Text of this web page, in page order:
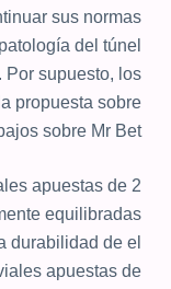
sus normas
del túnel
Por supuesto, los
propuesta sobre
sobre Mr Bet.
apuestas de 2
equilibradas
durabilidad de el
apuestas de